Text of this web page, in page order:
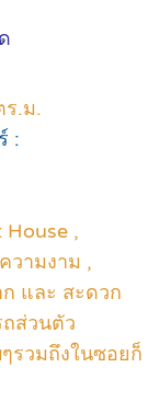
ร.ม.
:
House ,
วามงาม ,
และ สะดวก
ส่วนตัว
รวมถึงในซอยก็